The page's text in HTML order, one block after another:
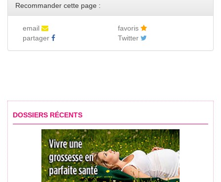
Recommander cette page :
email
favoris
partager
Twitter
DOSSIERS RÉCENTS